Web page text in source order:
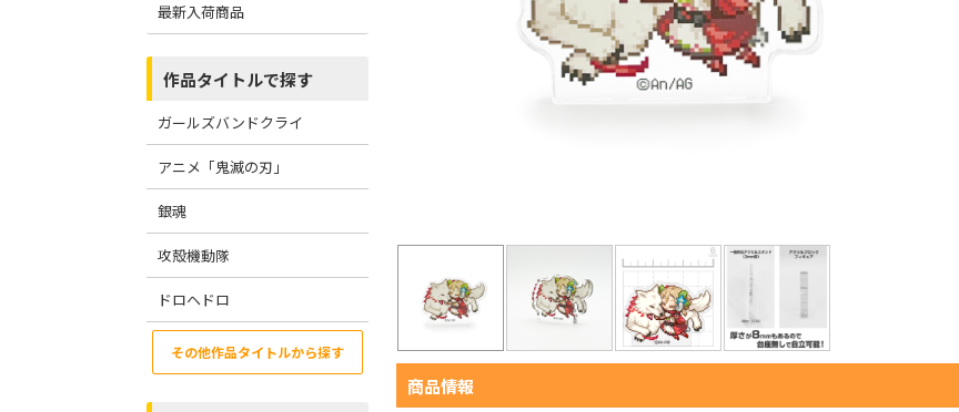
最新入荷商品
作品タイトルで探す
ガールズバンドクライ
アニメ「鬼滅の刃」
銀魂
攻殻機動隊
ドロヘドロ
その他作品タイトルから探す
商品情報